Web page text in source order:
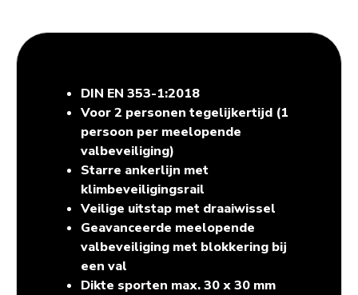
DIN EN 353-1:2018
Voor 2 personen tegelijkertijd (1
persoon per meelopende
valbeveiliging)
Starre ankerlijn met
klimbeveiligingsrail
Veilige uitstap met draaiwissel
Geavanceerde meelopende
valbeveiliging met blokkering bij
een val
Dikte sporten max. 30 x 30 mm